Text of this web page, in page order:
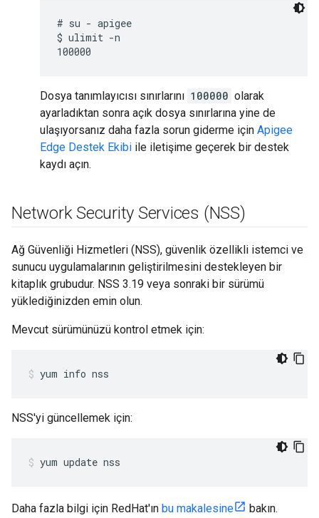
# su - apigee
$ ulimit -n
Dosya tanımlayıcısı sınırlarını 100000 olarak
ayarladıktan sonra açık dosya sınırlarına yine de
ulaşıyorsanız daha fazla sorun giderme için Apigee
Edge Destek Ekibi ile iletişime geçerek bir destek
kaydı açın.
Network Security Services (NSS)
Ağ Güvenliği Hizmetleri (NSS), güvenlik özellikli istemci ve
sunucu uygulamalarının geliştirilmesini destekleyen bir
kitaplık grubudur. NSS 3.19 veya sonraki bir sürümü
yüklediğinizden emin olun.
Mevcut sürümünüzü kontrol etmek için:
yum info nss
NSS'yi güncellemek için:
yum update nss
Daha fazla bilgi için RedHat'ın bu makalesine bakın.